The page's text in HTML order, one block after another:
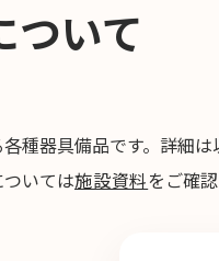
ついて
種器具備品です。詳細は
いては施設資料をご確